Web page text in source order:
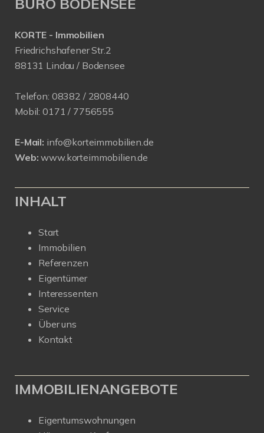
BÜRO BODENSEE
KORTE - Immobilien
Friedrichshafener Str.2
88131 Lindau / Bodensee
Telefon: 08382 / 2808440
Mobil: 0171 / 7756555
E-Mail: info@korteimmobilien.de
Web: www.korteimmobilien.de
INHALT
Start
Immobilien
Referenzen
Eigentümer
Interessenten
Service
Über uns
Kontakt
IMMOBILIENANGEBOTE
Eigentumswohnungen